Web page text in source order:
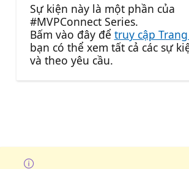
Sự kiện này là một phần của
#MVPConnect Series.
Bấm vào đây để truy cập
bạn có thể xem tất cả các sự
và theo yêu cầu.